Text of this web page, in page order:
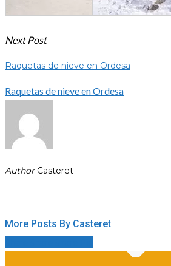
Next Post
Raquetas de nieve en Ordesa
Raquetas de nieve en Ordesa
AuthorCasteret
More Posts By Casteret